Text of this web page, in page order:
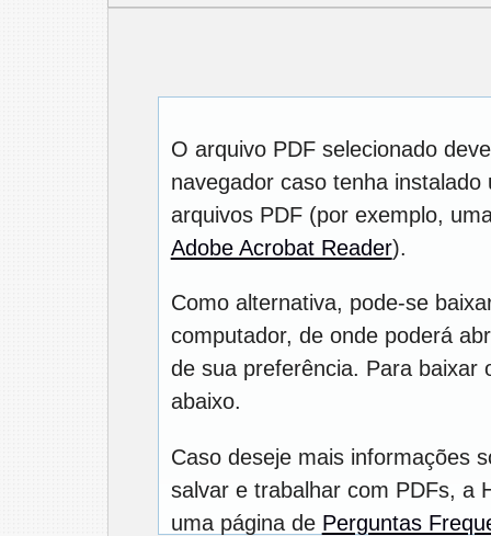
O arquivo PDF selecionado
navegador caso tenha
arquivos PDF (por exemplo,
Adobe Acrobat Reader).
Como alternativa, pode-se
computador, de onde poderá
de sua preferência. Para baixar
abaixo.
Caso deseje mais informações
salvar e trabalhar com PDFs, a
uma página de Perguntas